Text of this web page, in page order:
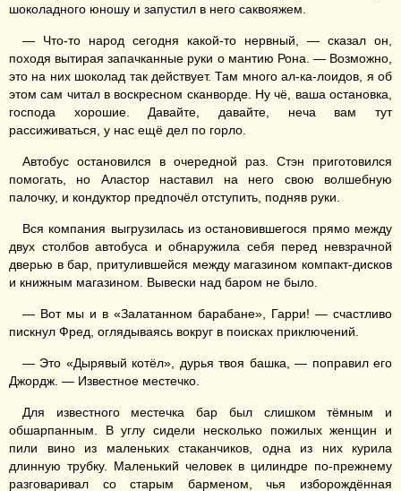
шоколадного юношу и запустил в него саквояжем.
— Что-то народ сегодня какой-то нервный, — сказал он,
походя вытирая запачканные руки о мантию Рона. — Возможно,
это на них шоколад так действует. Там много ал-ка-лоидов, я об
этом сам читал в воскресном сканворде. Ну чё, ваша остановка,
господа хорошие. Давайте, давайте, неча вам тут
рассиживаться, у нас ещё дел по горло.
Автобус остановился в очередной раз. Стэн приготовился
помогать, но Аластор наставил на него свою волшебную
палочку, и кондуктор предпочёл отступить, подняв руки.
Вся компания выгрузилась из остановившегося прямо между
двух столбов автобуса и обнаружила себя перед невзрачной
дверью в бар, притулившейся между магазином компакт-дисков
и книжным магазином. Вывески над баром не было.
— Вот мы и в «Залатанном барабане», Гарри! — счастливо
пискнул Фред, оглядываясь вокруг в поисках приключений.
— Это «Дырявый котёл», дурья твоя башка, — поправил его
Джордж. — Известное местечко.
Для известного местечка бар был слишком тёмным и
обшарпанным. В углу сидели несколько пожилых женщин и
пили вино из маленьких стаканчиков, одна из них курила
длинную трубку. Маленький человек в цилиндре по-прежнему
разговаривал со старым барменом, чья изборождённая